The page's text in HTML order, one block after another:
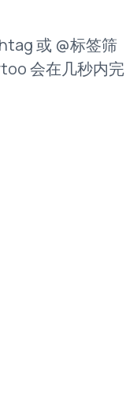
或 @标签筛
会在几秒内完